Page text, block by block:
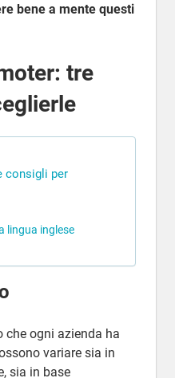
bene a mente questi
tre
consigli per
lingua inglese
che ogni azienda ha
variare sia in
sia in base